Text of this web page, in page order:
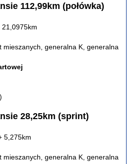
112,99km (połówka)
21,0975km
mieszanych, generalna K, generalna
28,25km (sprint)
5,275km
mieszanych, generalna K, generalna